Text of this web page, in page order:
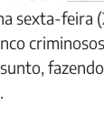
sexta-feira